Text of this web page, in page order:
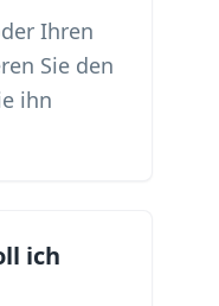
Ihren
Sie den
ihn
ich